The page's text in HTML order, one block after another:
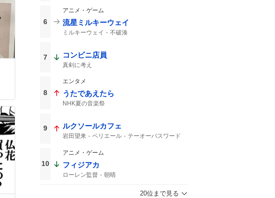
6
アニメ・ゲーム
流星ミルキーウェイ
ミルキーウェイ 不破湊
7 コンビニ店員
真剣に考え
8
エンタメ
うたであえたら
NHK夏の音楽祭
9 ルクソールカフェ
岩田望来 ペリエール
テーオーパスワード
オメガギネス
エルムS
札幌11
10
アニメ・ゲーム
フィジアカ
ローレン監督 朝晴
20位まで見る